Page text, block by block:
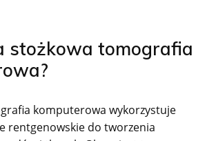
stożkowa tomografia
komputerowa wykorzystuje
rentgenowskie do tworzenia